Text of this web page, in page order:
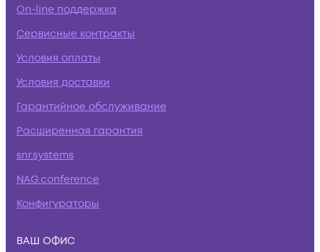
On-line поддержка
Сервисные контракты
Условия оплаты
Условия доставки
Гарантийное обслуживание
Расширенная гарантия
snr.systems
NAG.conference
Конфигураторы
ВАШ ОФИС